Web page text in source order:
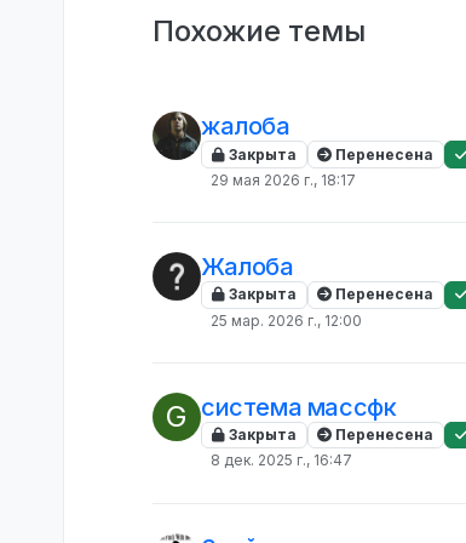
Похожие темы
жалоба
Закрыта Перенесена
29 мая 2026 г., 18:17
Жалоба
Закрыта Перенесена
25 мар. 2026 г., 12:00
G система массфк
Закрыта Перенесена
8 дек. 2025 г., 16:47